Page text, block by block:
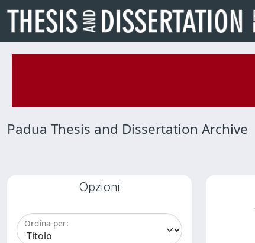
Padua Thesis and Dissertation Archive
Opzioni
Ordina per: